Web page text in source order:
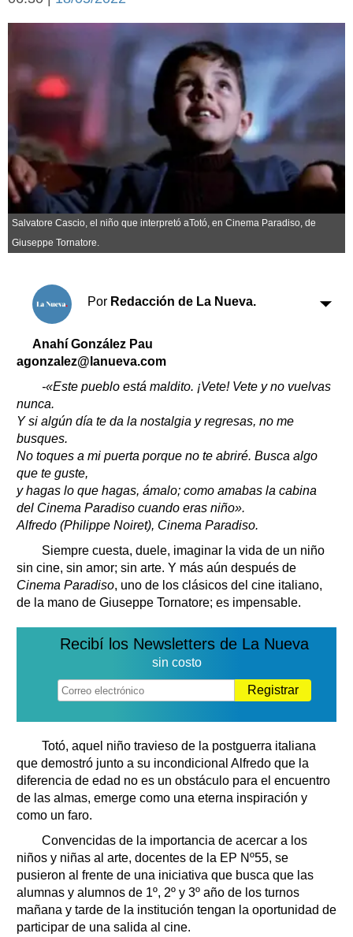
Turismo
Salud
Es viral
Cartón Lleno
Fúnebres
Clasificados
Horóscopo
Suplementos
Loterías
Edictos
Teléfonos de urgencia
Salvatore Cascio, el niño que interpretó aTotó, en Cinema Paradiso, de
Giuseppe Tornatore.
Por Redacción de La Nueva.
Anahí González Pau
agonzalez@lanueva.com
-«Este pueblo está maldito. ¡Vete! Vete y no vuelvas
nunca.
Y si algún día te da la nostalgia y regresas, no me
busques.
No toques a mi puerta porque no te abriré. Busca algo
que te guste,
y hagas lo que hagas, ámalo; como amabas la cabina
del Cinema Paradiso cuando eras niño».
Alfredo (Philippe Noiret), Cinema Paradiso.
Siempre cuesta, duele, imaginar la vida de un niño
sin cine, sin amor; sin arte. Y más aún después de
Cinema Paradiso, uno de los clásicos del cine italiano,
de la mano de Giuseppe Tornatore; es impensable.
Recibí los Newsletters de La Nueva
sin costo
Registrar
Totó, aquel niño travieso de la postguerra italiana
que demostró junto a su incondicional Alfredo que la
diferencia de edad no es un obstáculo para el encuentro
de las almas, emerge como una eterna inspiración y
como un faro.
Convencidas de la importancia de acercar a los
niños y niñas al arte, docentes de la EP Nº55, se
pusieron al frente de una iniciativa que busca que las
alumnas y alumnos de 1º, 2º y 3º año de los turnos
mañana y tarde de la institución tengan la oportunidad de
participar de una salida al cine.